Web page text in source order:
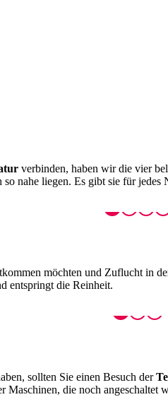
verbinden, haben wir die vier
nahe liegen. Es gibt sie für
möchten und Zuflucht in
entspringt die Reinheit.
sollten Sie einen Besuch der
die noch